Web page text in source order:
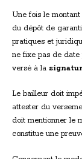
Une fois le
du dépôt de
pratiques et
ne fixe pas de
versé à la
Le bailleur doit
attester du
doit mentionner le
constitue une